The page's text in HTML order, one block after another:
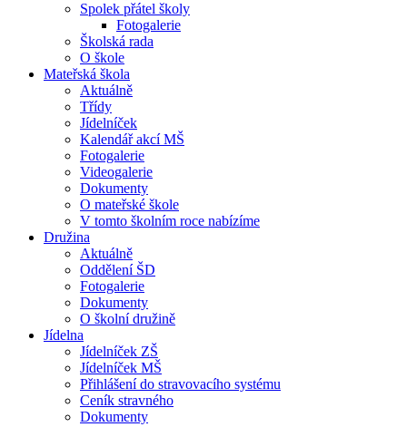
Spolek přátel školy
Fotogalerie
Školská rada
O škole
Mateřská škola
Aktuálně
Třídy
Jídelníček
Kalendář akcí MŠ
Fotogalerie
Videogalerie
Dokumenty
O mateřské škole
V tomto školním roce nabízíme
Družina
Aktuálně
Oddělení ŠD
Fotogalerie
Dokumenty
O školní družině
Jídelna
Jídelníček ZŠ
Jídelníček MŠ
Přihlášení do stravovacího systému
Ceník stravného
Dokumenty